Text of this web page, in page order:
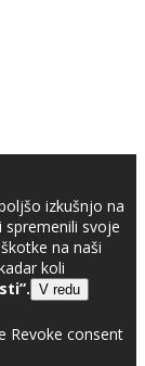
izkušnjo na
spremenili svoje
na naši
koli
V redu
Revoke consent